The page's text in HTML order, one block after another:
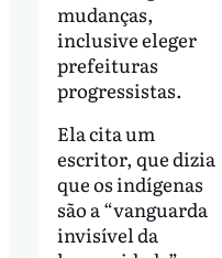
mudanças,
inclusive eleger
prefeituras
progressistas.
Ela cita um
escritor, que dizia
que os indígenas
são a “vanguarda
invisível da